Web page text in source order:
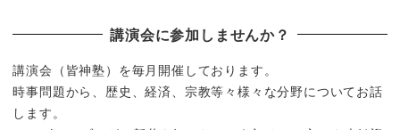
講演会に参加しませんか？
講演会（皆神塾）を毎月開催しております。
時事問題から、歴史、経済、宗教等々様々な分野についてお話
します。